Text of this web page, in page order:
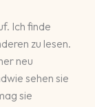
Ich finde
zu lesen.
neu
sehen sie
sie